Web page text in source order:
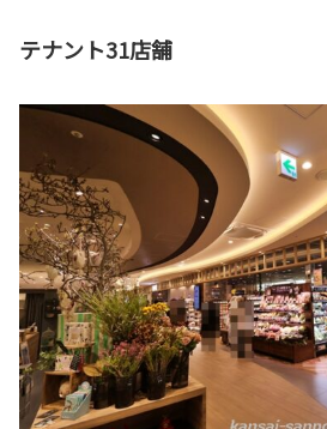
テナント31店舗